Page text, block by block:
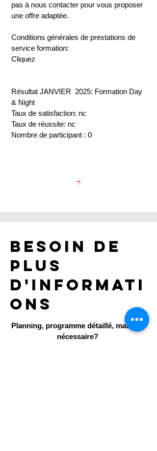
pas à nous contacter pour vous proposer
une offre adaptée.
Conditions générales de prestations de
service formation:
Cliquez
Résultat JANVIER 2025: Formation Day
& Night
Taux de satisfaction: nc
Taux de réussite: nc
Nombre de participant : 0
Besoin de
plus
d'informati
ons
Planning, programme détaillé, matériel
nécessaire?